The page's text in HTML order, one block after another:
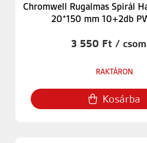
Chromwell Rugalmas Spirál
20*150 mm 10+2db
3 550 Ft /
RAKTÁRON
Kosárba